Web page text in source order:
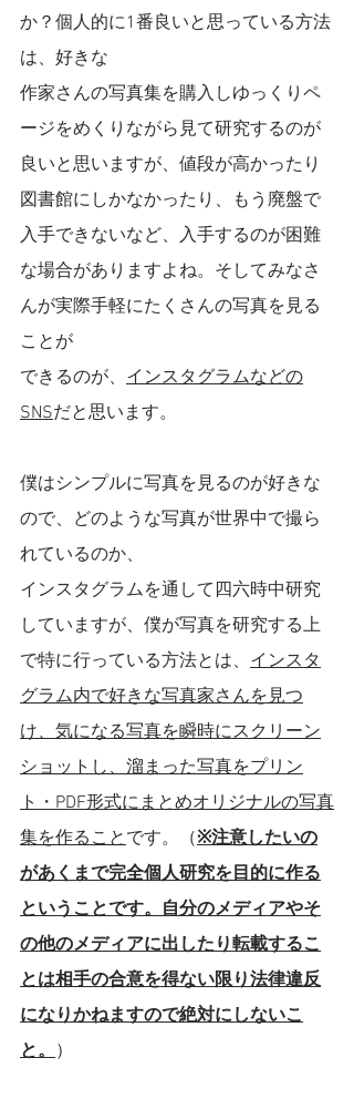
か？個人的に1番良いと思っている方法
は、好きな
作家さんの写真集を購入しゆっくりペ
ージをめくりながら見て研究するのが
良いと思いますが、値段が高かったり
図書館にしかなかったり、もう廃盤で
入手できないなど、入手するのが困難
な場合がありますよね。そしてみなさ
んが実際手軽にたくさんの写真を見る
ことが
できるのが、 インスタグラムなどの
SNSだと思います。
僕はシンプルに写真を見るのが好きな
ので、どのような写真が世界中で撮ら
れているのか、
インスタグラムを通して四六時中研究
していますが、僕が写真を研究する上
で特に行っている方法とは、 インスタ
グラム内で好きな写真家さんを見つ
け、気になる写真を瞬時にスクリーン
ショットし、溜まった写真をプリン
ト・PDF形式にまとめオリジナルの写真
集を作ること です。（※注意したいの
があくまで完全個人研究を目的に作る
ということです。自分のメディアやそ
の他のメディアに出したり転載するこ
とは相手の合意を得ない限り法律違反
になりかねますので絶対にしないこ
と。 ）